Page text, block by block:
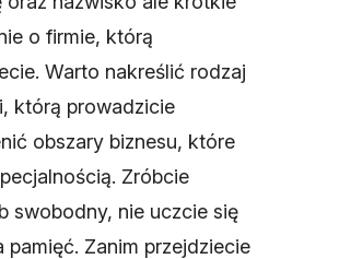
o firmie, którą
Warto nakreślić rodzaj
którą prowadzicie
obszary biznesu, które
Zróbcie
swobodny, nie uczcie się
pamięć. Zanim przejdziecie